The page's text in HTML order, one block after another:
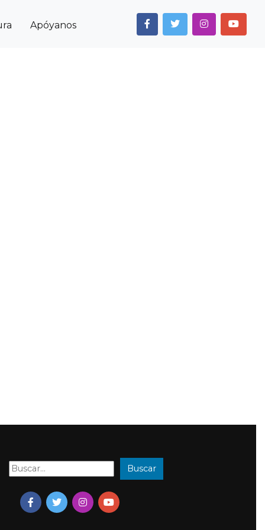
Apóyanos
Buscar: Buscar